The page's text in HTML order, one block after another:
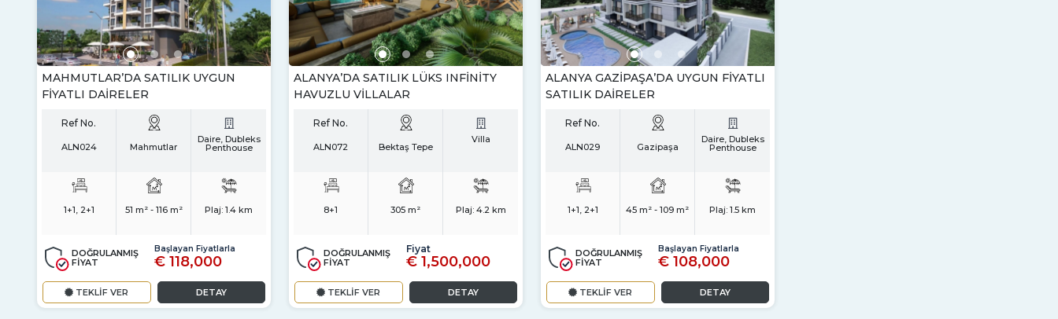
MAHMUTLAR’DA SATILIK UYGUN
FIYATLI DAIRELER
Ref No.
ALN024 Mahmutlar
Daire, Dubleks
Penthouse
1+1, 2+1 51 m² - 116 m² Plaj: 1.4 km
DOĞRULANMIŞ
FİYAT
Başlayan Fiyatlarla
€ 118,000
TEKLİF VER DETAY
ALANYA’DA SATILIK LÜKS INFINITY
HAVUZLU VILLALAR
Ref No.
ALN072 Bektaş Tepe
Villa
8+1 305 m² Plaj: 4.2 km
DOĞRULANMIŞ
FİYAT
Fiyat
€ 1,500,000
TEKLİF VER DETAY
ALANYA GAZIPAŞA’DA UYGUN FIYATLI
SATILIK DAIRELER
Ref No.
ALN029 Gazipaşa
Daire, Dubleks
Penthouse
1+1, 2+1 45 m² - 109 m² Plaj: 1.5 km
DOĞRULANMIŞ
FİYAT
Başlayan Fiyatlarla
€ 108,000
TEKLİF VER DETAY